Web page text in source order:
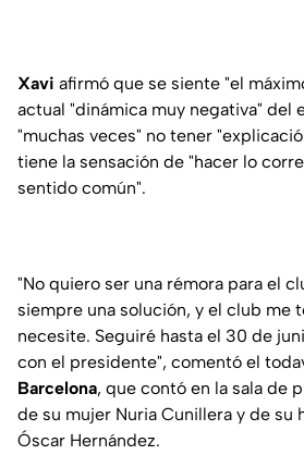
Xavi afirmó que se siente "el
actual "dinámica muy negativa" del
"muchas veces" no tener
tiene la sensación de "hacer lo
sentido común".
"No quiero ser una rémora para el
siempre una solución, y el club me
necesite. Seguiré hasta el 30 de
con el presidente", comentó el
Barcelona, que contó en la sala de
de su mujer Nuria Cunillera y de su
Óscar Hernández.